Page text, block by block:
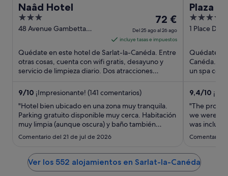
Naâd Hotel
3
out
5
48 Avenue Gambetta
El
precio
es
de
72 €
por
25
ago
al
72 €
Del 25 ago al 26 ago
incluye tasas e impuestos
Quédate en este hotel de Sarlat-la-Canéda. Entre
otras cosas, cuenta con wifi gratis, desayuno y
servicio de limpieza diario. Dos atracciones
9/10 ¡Impresionante! (141 comentarios)
"Hotel bien ubicado en una zona muy tranquila.
Parking gratuito disponible muy cerca. Habitación
muy limpia (aunque oscura) y baño también
limpio."
Comentario del 21 de jul de 2026
Plaza
4
out
5
1 Place De
Quédate
Canéda.
un spa
9,4/10
"The
we were
was
lady
lady is not
charge of
Comentario
Ver los 552 alojamientos en Sarlat-la-Canéda